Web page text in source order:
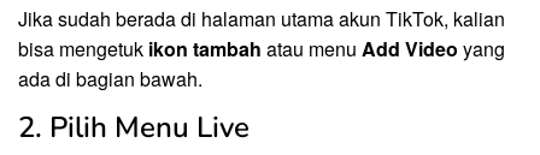
Jika sudah berada di halaman utama akun TikTok, kalian
bisa mengetuk ikon tambah atau menu Add Video yang
ada di bagian bawah.
2. Pilih Menu Live